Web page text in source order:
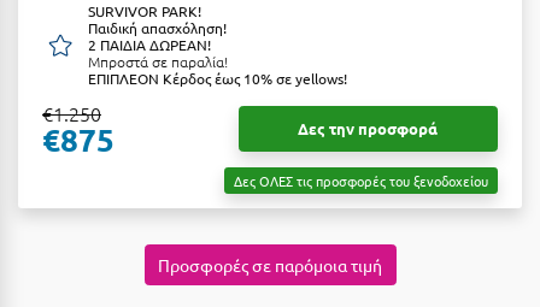
Κως
Λακόπετρα Αχαΐας
SURVIVOR PARK!
Παιδική απασχόληση!
2 ΠΑΙΔΙΑ ΔΩΡΕΑΝ!
Μπροστά σε παραλία!
ΕΠΙΠΛΕΟΝ Κέρδος έως 10% σε yellows!
€1.250
€875 Δες την προσφορά
Δες ΟΛΕΣ τις προσφορές του ξενοδοχείου
Προσφορές σε παρόμοια τιμή